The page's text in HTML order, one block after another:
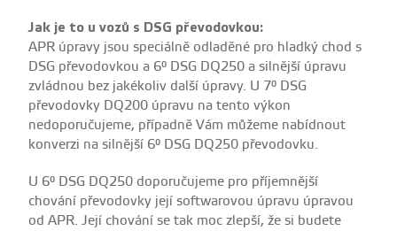
Jak je to u vozů s DSG převodovkou:
APR úpravy jsou speciálně odladěné pro hladký chod s
DSG převodovkou a 6° DSG DQ250 a silnější úpravu
zvládnou bez jakékoliv další úpravy. U 7° DSG
převodovky DQ200 úpravu na tento výkon
nedoporučujeme, případně Vám můžeme nabídnout
konverzi na silnější 6° DSG DQ250 převodovku.
U 6° DSG DQ250 doporučujeme pro příjemnější
chování převodovky její softwarovou úpravu úpravou
od APR. Její chování se tak moc zlepší, že si budete